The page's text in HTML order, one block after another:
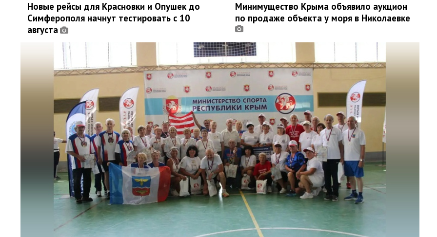
Новые рейсы для Красновки и Опушек до
Симферополя начнут тестировать с 10
августа
Минимущество Крыма объявило аукцион
по продаже объекта у моря в Николаевке